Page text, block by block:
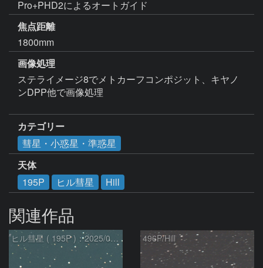
焦点距離
1800mm
画像処理
ステライメージ8でメトカーフコンポジット、キヤノ
ンDPP他で画像処理
カテゴリー
彗星・小惑星・準惑星
天体
195P
ヒル彗星 Hill
関連作品
ヒル彗星 ( 195P )：2025/04/04 496P/Hill